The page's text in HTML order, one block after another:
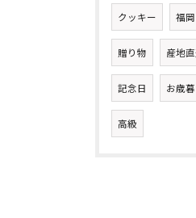
クッキー 福岡
贈り物 産地
記念日 お歳暮
高級